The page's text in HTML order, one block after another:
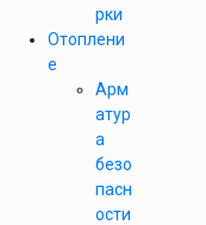
рки
Отоплени
е
Арм
атур
а
безо
пасн
ости